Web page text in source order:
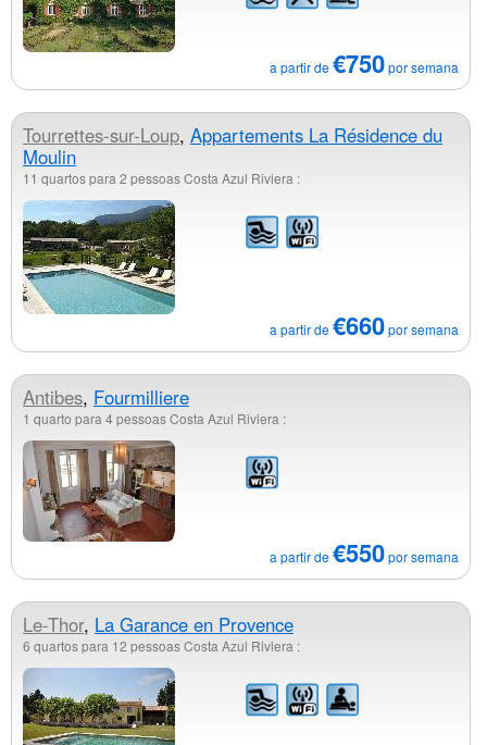
a partir de€750por semana
Tourrettes-sur-Loup, Appartements La Résidence du
Moulin
11 quartos para 2 pessoas Costa Azul Riviera :
a partir de€660por semana
Antibes, Fourmilliere
1 quarto para 4 pessoas Costa Azul Riviera :
a partir de€550por semana
Le-Thor, La Garance en Provence
6 quartos para 12 pessoas Costa Azul Riviera :